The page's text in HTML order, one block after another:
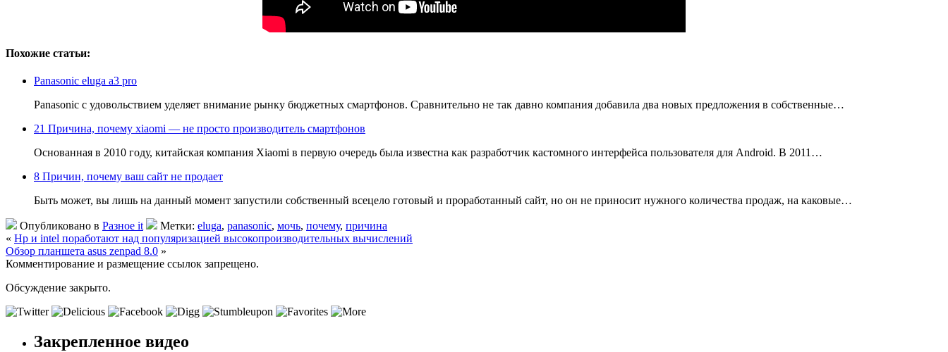
Похожие статьи:
Panasonic eluga a3 pro
Panasonic с удовольствием уделяет внимание рынку бюджетных смартфонов. Сравнительно не так давно компания добавила два новых предложения в собственные…
21 Причина, почему xiaomi — не просто производитель смартфонов
Основанная в 2010 году, китайская компания Xiaomi в первую очередь была известна как разработчик кастомного интерфейса пользователя для Android. В 2011…
8 Причин, почему ваш сайт не продает
Быть может, вы лишь на данный момент запустили собственный всецело готовый и проработанный сайт, но он не приносит нужного количества продаж, на каковые…
Опубликовано в Разное it Метки: eluga, panasonic, мочь, почему, причина
« Hp и intel поработают над популяризацией высокопроизводительных вычислений
Обзор планшета asus zenpad 8.0 »
Комментирование и размещение ссылок запрещено.
Обсуждение закрыто.
Закрепленное видео